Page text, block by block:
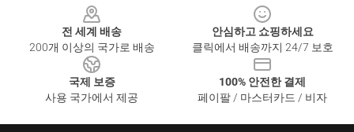
전 세계 배송
200개 이상의 국가로 배송
안심하고 쇼핑하세요
클릭에서 배송까지 24/7 보호
국제 보증
사용 국가에서 제공
100% 안전한 결제
페이팔 / 마스터카드 / 비자